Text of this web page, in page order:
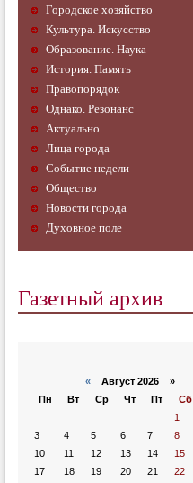
Городское хозяйство
Культура. Искусство
Образование. Наука
История. Память
Правопорядок
Однако. Резонанс
Актуально
Лица города
Событие недели
Общество
Новости города
Духовное поле
Газетный архив
« Август 2026 »
Пн
Вт Ср Чт Пт Сб
1
3
4 5 6 7 8
10
11 12 13 14 15
17
18 19 20 21 22